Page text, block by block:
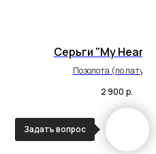
Серьги "My Heart
Позолота (по
2 900 р.
Задать вопрос